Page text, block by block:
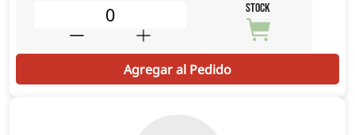
STOCK
Agregar al Pedido